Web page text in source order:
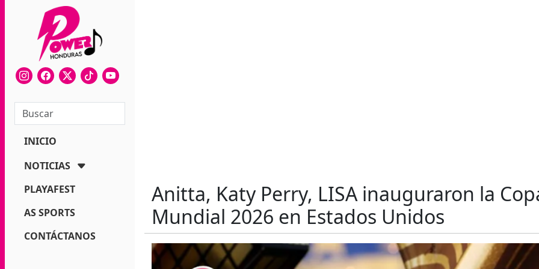
INICIO
NOTICIAS
PLAYAFEST
AS SPORTS
CONTÁCTANOS
Anitta, Katy Perry, LISA inauguraron la
Mundial 2026 en Estados Unidos